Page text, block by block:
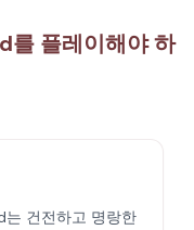
플레이해야 하
건전하고 명랑한